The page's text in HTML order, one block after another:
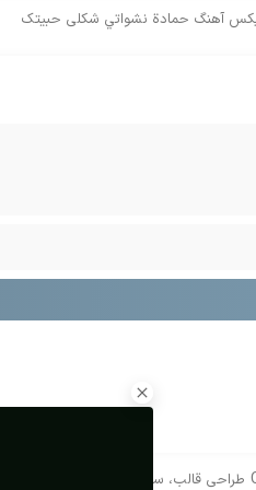
آهنگ حمادة نشواتي شكلی حبيتک
طراحی قالب، سئو و بهینه سازی توسط